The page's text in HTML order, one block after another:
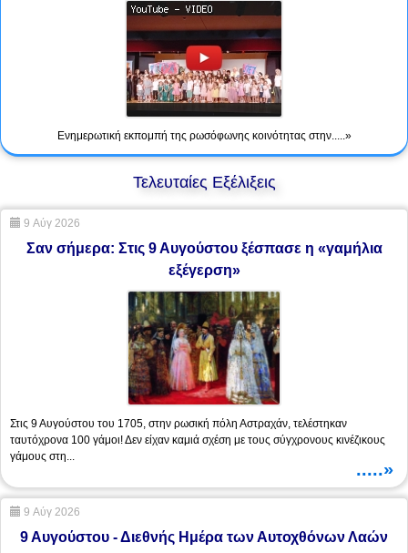
Ενημερωτική εκπομπή της ρωσόφωνης κοινότητας στην.....»
Τελευταίες Εξέλιξεις
9 Αύγ 2026
Σαν σήμερα: Στις 9 Αυγούστου ξέσπασε η «γαμήλια
εξέγερση»
Στις 9 Αυγούστου του 1705, στην ρωσική πόλη Αστραχάν, τελέστηκαν
ταυτόχρονα 100 γάμοι! Δεν είχαν καμιά σχέση με τους σύγχρονους κινέζικους
γάμους στη...
.....»
9 Αύγ 2026
9 Αυγούστου - Διεθνής Ημέρα των Αυτοχθόνων Λαών